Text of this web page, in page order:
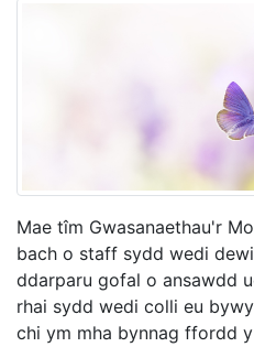
Mae tîm Gwasanaethau'r
bach o staff sydd wedi
ddarparu gofal o ansawdd
rhai sydd wedi colli eu
chi ym mha bynnag ffordd